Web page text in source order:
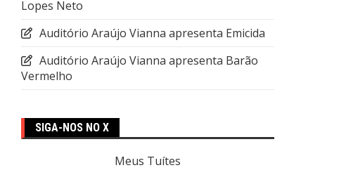
Lopes Neto
Auditório Araújo Vianna apresenta Emicida
Auditório Araújo Vianna apresenta Barão
Vermelho
SIGA-NOS NO X
Meus Tuítes